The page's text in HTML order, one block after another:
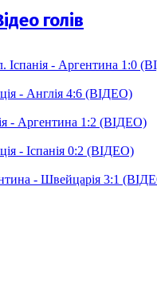
голів
Іспанія - Аргентина 1:0
- Англія 4:6 (ВІДЕО)
- Аргентина 1:2 (ВІДЕО)
- Іспанія 0:2 (ВІДЕО)
- Швейцарія 3:1